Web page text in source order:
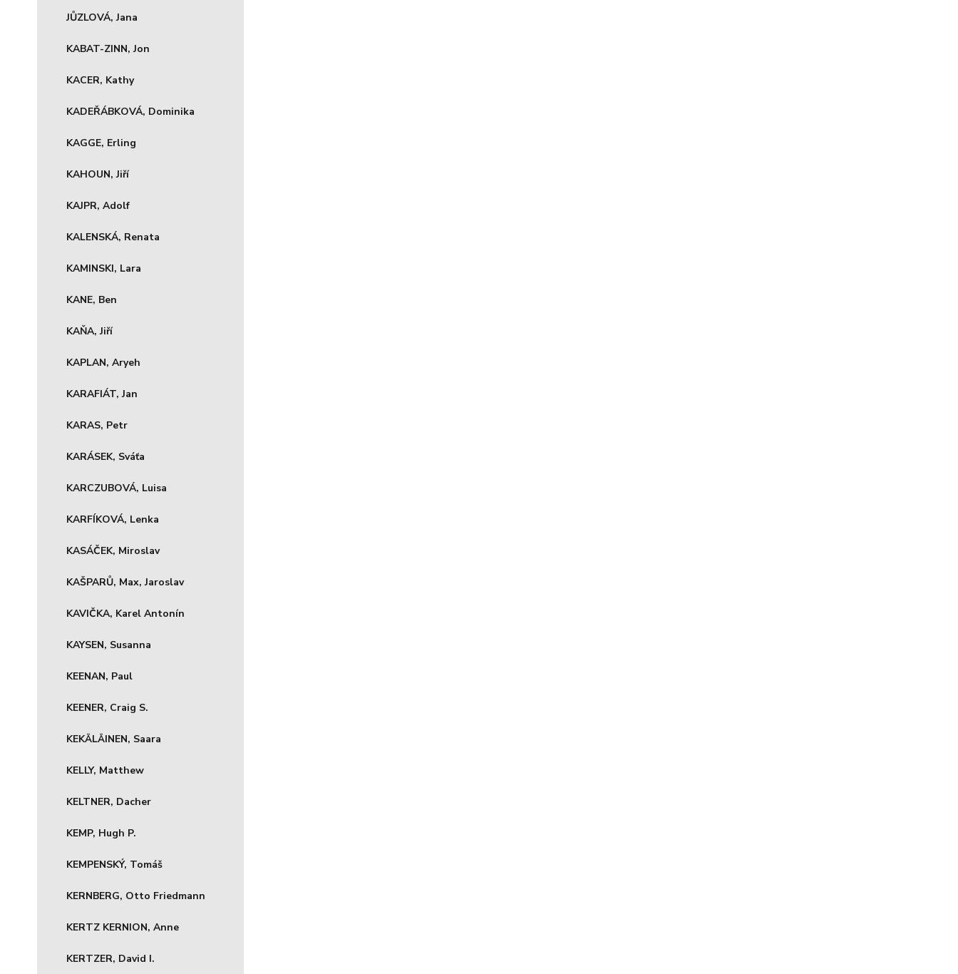
JŮZLOVÁ, Jana
KABAT-ZINN, Jon
KACER, Kathy
KADEŘÁBKOVÁ, Dominika
KAGGE, Erling
KAHOUN, Jiří
KAJPR, Adolf
KALENSKÁ, Renata
KAMINSKI, Lara
KANE, Ben
KAŇA, Jiří
KAPLAN, Aryeh
KARAFIÁT, Jan
KARAS, Petr
KARÁSEK, Sváťa
KARCZUBOVÁ, Luisa
KARFÍKOVÁ, Lenka
KASÁČEK, Miroslav
KAŠPARŮ, Max, Jaroslav
KAVIČKA, Karel Antonín
KAYSEN, Susanna
KEENAN, Paul
KEENER, Craig S.
KEKÄLÄINEN, Saara
KELLY, Matthew
KELTNER, Dacher
KEMP, Hugh P.
KEMPENSKÝ, Tomáš
KERNBERG, Otto Friedmann
KERTZ KERNION, Anne
KERTZER, David I.